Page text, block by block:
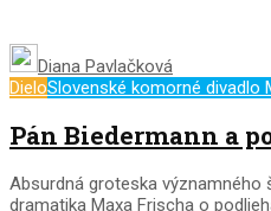
Diana Pavlačková
DieloSlovenské komorné divadlo
Pán Biedermann a
Absurdná groteska významného
dramatika Maxa Frischa o